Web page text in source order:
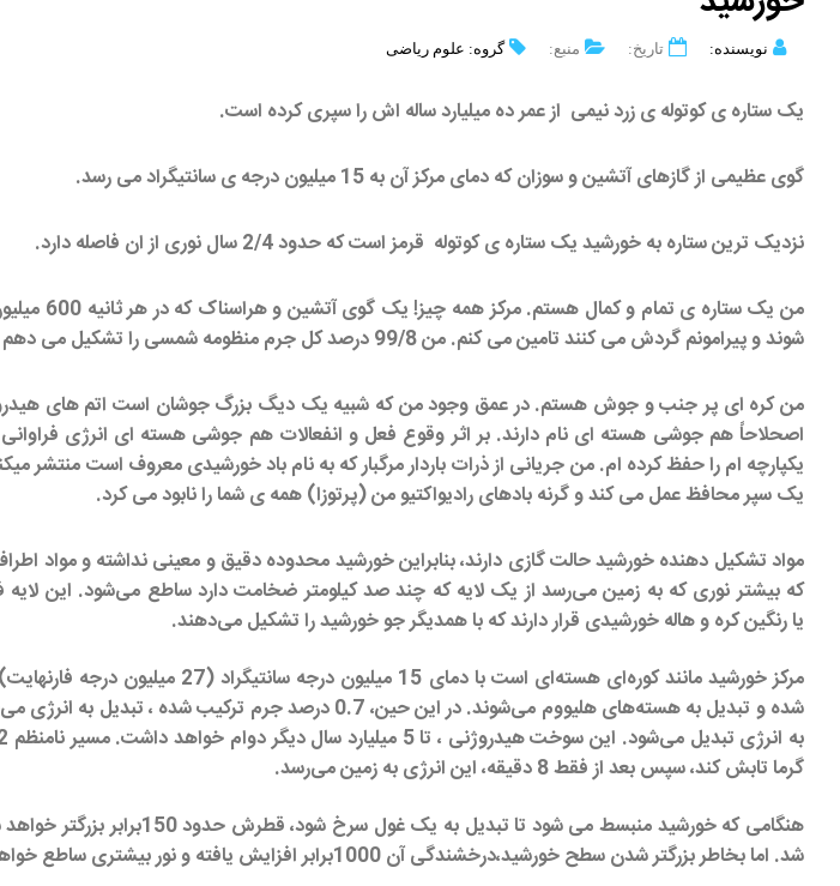
نویسنده: تاریخ: منبع: گروه: علوم ریاضی
یک ستاره ی کوتوله ی زرد نیمی از عمر ده میلیارد ساله اش را سپری کرده است.
گوی عظیمی از گازهای آتشین و سوزان که دمای مرکز آن به 15 میلیون درجه ی سانتیگراد می رسد.
نزدیک ترین ستاره به خورشید یک ستاره ی کوتوله قرمز است که حدود 2/4 سال نوری از ان فاصله دارد.
من یک
شوند و پیرامونم گردش می کنند تامین می کنم. من 99/8 درصد کل جرم منظومه شمسی را تشکیل می دهم و در فضا بزرگترین هستم که حضورم در فضا به میلیاردها سال می رسد.
من کره ای پر جنب و جوش هستم. در عمق وجود من که شبیه یک دیگ بزرگ جوشان است اتم های
اصحلاحاً هم جوشی هسته ای نام دارند. بر اثر وقوع فعل و انفعالات هم جوشی هسته ای انرژی
یکپارچه ام را حفظ کرده ام. من جریانی از ذرات باردار مرگبار که به نام باد خورشیدی معروف است منتشر
یک سپر محافظ عمل می کند و گرنه بادهای رادیواکتیو من (پرتوزا) همه ی شما را نابود می کرد.
مواد تشکیل دهنده خورشید حالت گازی دارند، بنابراین خورشید محدوده دقیق و معینی نداشته و مواد
که بیشتر نوری که به زمین می‌رسد از یک لایه که چند صد کیلومتر ضخامت دارد ساطع می‌شود. این
یا رنگین کره و هاله خورشیدی قرار دارند که با همدیگر جو خورشید را تشکیل می‌دهند.
گرما تابش کند، سپس بعد از فقط 8 دقیقه، این انرژی به زمین می‌رسد.
هنگامی که خورشید منبسط می
شد. اما بخاطر بزرگتر شدن سطح خورشید،درخشندگی آن 1000برابر افزایش یافته و نور بیشتری ساطع خواهد کرد.